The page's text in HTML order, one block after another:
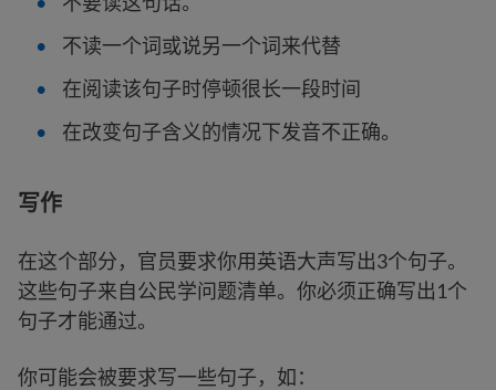
不读一个词或说另一个词来代替
在阅读该句子时停顿很长一段时间
在改变句子含义的情况下发音不正确。
写作
在这个部分，官员要求你用英语大声写出3个句子。
这些句子来自公民学问题清单。你必须正确写出1个
句子才能通过。
你可能会被要求写一些句子，如：